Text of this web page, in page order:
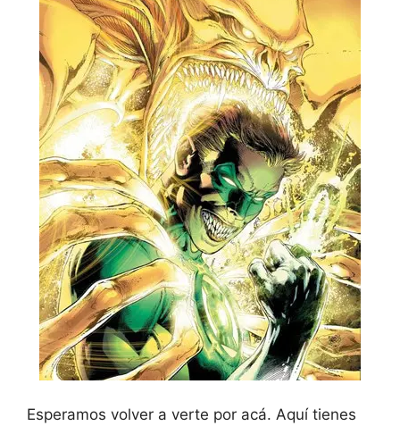
Esperamos volver a verte por acá. Aquí tienes